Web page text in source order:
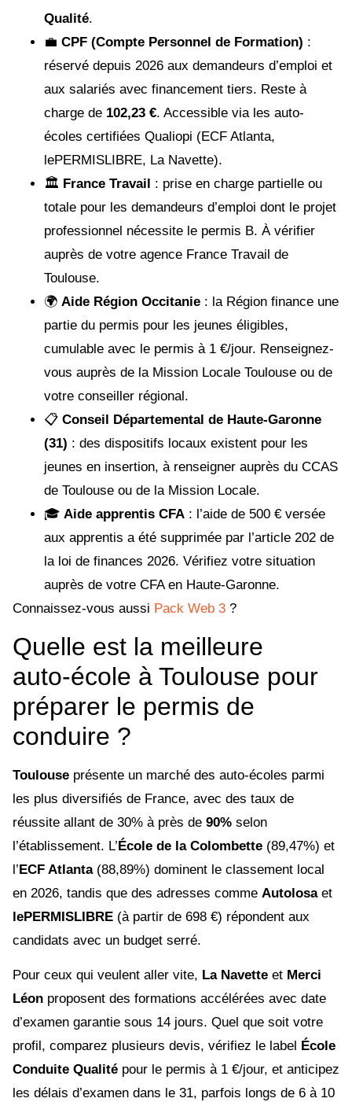
Qualité.
💼 CPF (Compte Personnel de Formation) :
réservé depuis 2026 aux demandeurs d’emploi et
aux salariés avec financement tiers. Reste à
charge de 102,23 €. Accessible via les auto-
écoles certifiées Qualiopi (ECF Atlanta,
lePERMISLIBRE, La Navette).
🏛️ France Travail : prise en charge partielle ou
totale pour les demandeurs d’emploi dont le projet
professionnel nécessite le permis B. À vérifier
auprès de votre agence France Travail de
Toulouse.
🌍 Aide Région Occitanie : la Région finance une
partie du permis pour les jeunes éligibles,
cumulable avec le permis à 1 €/jour. Renseignez-
vous auprès de la Mission Locale Toulouse ou de
votre conseiller régional.
📋 Conseil Départemental de Haute-Garonne
(31) : des dispositifs locaux existent pour les
jeunes en insertion, à renseigner auprès du CCAS
de Toulouse ou de la Mission Locale.
🎓 Aide apprentis CFA : l’aide de 500 € versée
aux apprentis a été supprimée par l’article 202 de
la loi de finances 2026. Vérifiez votre situation
auprès de votre CFA en Haute-Garonne.
Connaissez-vous aussi Pack Web 3 ?
Quelle est la meilleure
auto‑école à Toulouse pour
préparer le permis de
conduire ?
Toulouse présente un marché des auto-écoles parmi
les plus diversifiés de France, avec des taux de
réussite allant de 30% à près de 90% selon
l’établissement. L’École de la Colombette (89,47%) et
l’ECF Atlanta(88,89%) dominent le classement local
en 2026, tandis que des adresses comme Autolosaet
lePERMISLIBRE (à partir de 698 €) répondent aux
candidats avec un budget serré.
Pour ceux qui veulent aller vite, La Navette et Merci
Léon proposent des formations accélérées avec date
d’examen garantie sous 14 jours. Quel que soit votre
profil, comparez plusieurs devis, vérifiez le label
École
Conduite Qualité pour le permis à 1 €/jour, et anticipez
les délais d’examen dans le 31, parfois longs de 6 à 10